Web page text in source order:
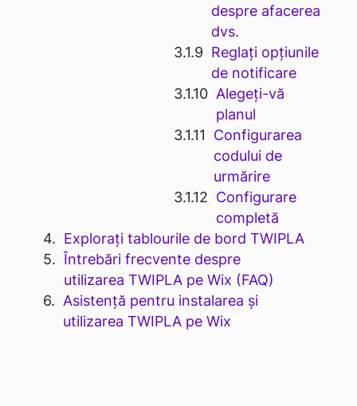
despre afacerea
dvs.
Reglați opțiunile
de notificare
Alegeți-vă
planul
Configurarea
codului de
urmărire
Configurare
completă
Explorați tablourile de bord TWIPLA
Întrebări frecvente despre
utilizarea TWIPLA pe Wix (FAQ)
Asistență pentru instalarea și
utilizarea TWIPLA pe Wix